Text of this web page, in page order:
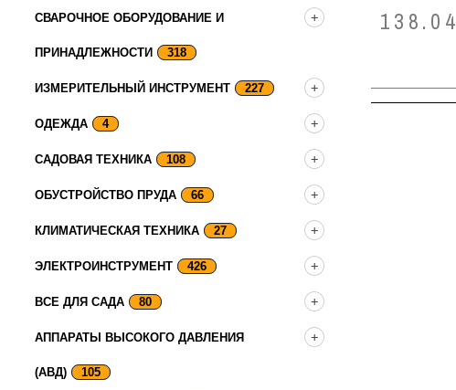
СВАРОЧНОЕ ОБОРУДОВАНИЕ И
ПРИНАДЛЕЖНОСТИ 318
ИЗМЕРИТЕЛЬНЫЙ ИНСТРУМЕНТ 227
ОДЕЖДА 4
САДОВАЯ ТЕХНИКА 108
ОБУСТРОЙСТВО ПРУДА 66
КЛИМАТИЧЕСКАЯ ТЕХНИКА 27
ЭЛЕКТРОИНСТРУМЕНТ 426
ВСЕ ДЛЯ САДА 80
АППАРАТЫ ВЫСОКОГО ДАВЛЕНИЯ
(АВД) 105
138.04